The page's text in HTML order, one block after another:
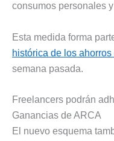
consumos personales
Esta medida forma
histórica de los
semana pasada.
Freelancers podrán
Ganancias de ARCA
El nuevo esquema